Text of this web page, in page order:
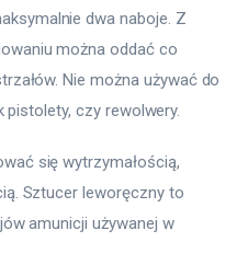
dwa naboje. Z
można oddać co
Nie można używać do
czy rewolwery.
się wytrzymałością,
Sztucer leworęczny to
amunicji używanej w